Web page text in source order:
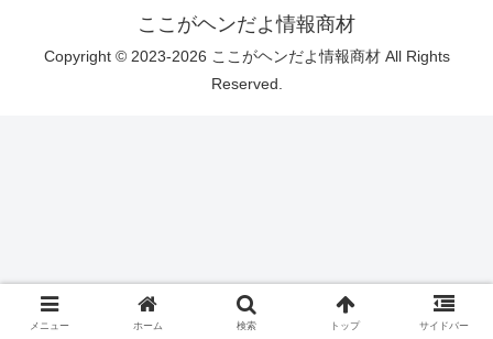
ここがヘンだよ情報商材
Copyright © 2023-2026 ここがヘンだよ情報商材 All Rights
Reserved.
メニュー ホーム 検索 トップ サイドバー